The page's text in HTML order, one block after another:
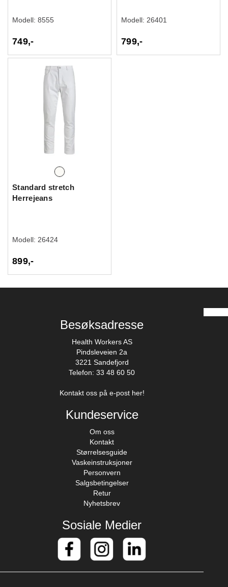
Modell: 8555
749,-
Modell: 26401
799,-
Standard stretch
Herrejeans
Modell: 26424
899,-
Besøksadresse
Health Workers AS
Pindsleveien 2a
3221 Sandefjord
Telefon: 33 48 60 50
Kontakt oss på e-post her!
Kundeservice
Om oss
Kontakt
Størrelsesguide
Vaskeinstruksjoner
Personvern
Salgsbetingelser
Retur
Nyhetsbrev
Sosiale Medier